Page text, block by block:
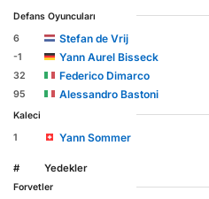
Defans Oyuncuları
6
Stefan de Vrij
-1 Yann Aurel Bisseck
32 Federico Dimarco
95 Alessandro Bastoni
Kaleci
1
Yann Sommer
# Yedekler
Forvetler